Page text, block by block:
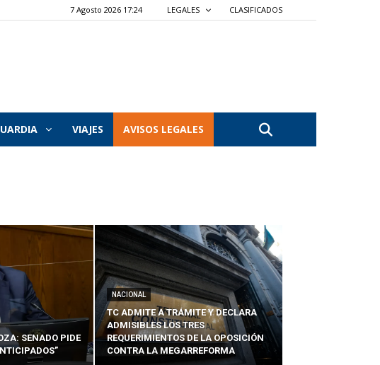
7 Agosto 2026 17:24 LEGALES CLASIFICADOS
VIAJES AVISOS LEGALES
SENADO PIDE
NACIONAL
TC ADMITE A TRÁMITE Y DECLARA
ADMISIBLES LOS TRES
REQUERIMIENTOS DE LA OPOSICIÓN
CONTRA LA MEGARREFORMA